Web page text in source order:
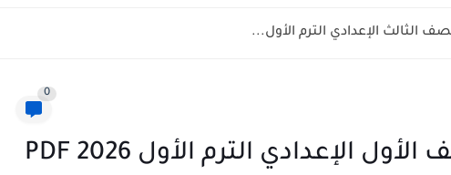
0
تجميع أقوى مراجعات الصف الأول الإعدادي الترم الأول 2026 PDF